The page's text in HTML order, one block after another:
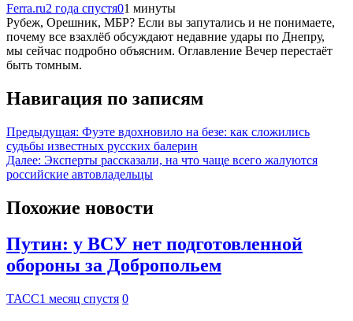
Ferra.ru2 года спустя01 минуты
Рубеж, Орешник, МБР? Если вы запутались и не понимаете,
почему все взахлёб обсуждают недавние удары по Днепру,
мы сейчас подробно объясним. Оглавление Вечер перестаёт
быть томным.
Навигация по записям
Предыдущая: Фуэте вдохновило на безе: как сложились
судьбы известных русских балерин
Далее: Эксперты рассказали, на что чаще всего жалуются
российские автовладельцы
Похожие новости
Путин: у ВСУ нет подготовленной
обороны за Добропольем
ТАСС1 месяц спустя 0